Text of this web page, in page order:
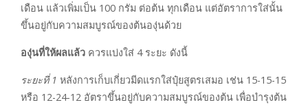
เดือน แล้วเพิ่มเป็น 100 กรัม ต่อต้น ทุกเดือน แต่อัตราการใส่นั้น
ขึ้นอยู่กับความสมบูรณ์ของต้นองุ่นด้วย
องุ่นที่ให้ผลแล้ว ควรแบ่งใส่ 4 ระยะ ดังนี้
ระยะที่ 1 หลังการเก็บเกี่ยวมีดแรกใส่ปุ๋ยสูตรเสมอ เช่น 15-15-15
หรือ 12-24-12 อัตราขึ้นอยู่กับความสมบูรณ์ของต้น เพื่อบำรุงต้น